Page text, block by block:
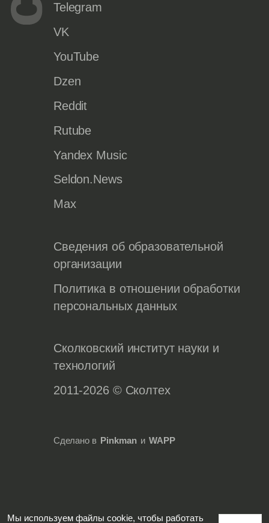
Telegram
VK
YouTube
Dzen
Reddit
Rutube
Yandex Music
Seldon.News
Max
Сведения об образовательной
организации
Политика в отношении обработки
персональных данных
Сколковский институт науки и
технологий
2011-2026 © Сколтех
Сделано в Pinkman и WAPP
Мы используем файлы cookie, чтобы работать